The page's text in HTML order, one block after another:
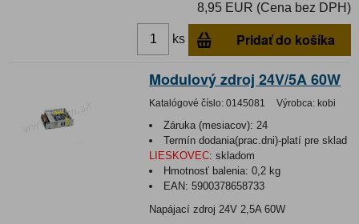
8,95 EUR (Cena bez DPH)
ks Pridať do košíka
Modulový zdroj 24V/5A 60W
Katalógové číslo: 0145081 Výrobca: kobi
Záruka (mesiacov): 24
Termín dodania(prac.dni)-platí pre sklad
LIESKOVEC: skladom
Hmotnosť balenia:0,2 kg
EAN:5900378658733
Napájací zdroj 24V 2,5A 60W